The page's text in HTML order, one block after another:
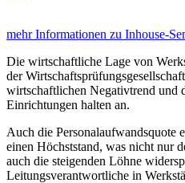
mehr Informationen zu Inhouse-
Die wirtschaftliche Lage von
der
wirtschaftlichen Negativtrend und
Einrichtungen halten an.
Auch die Personalaufwandsquote
einen Höchststand, was nicht nur
auch die steigenden Löhne
Leitungsverantwortliche in